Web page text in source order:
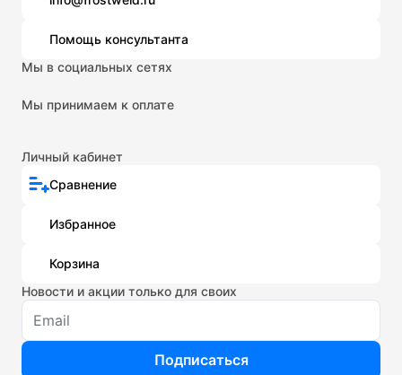
Помощь консультанта
Мы в социальных сетях
Мы принимаем к оплате
Личный кабинет
Сравнение
Избранное
Корзина
Новости и акции только для своих
Подписаться